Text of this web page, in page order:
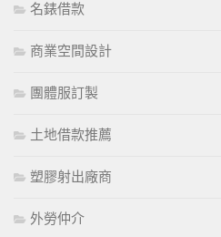
名錶借款
商業空間設計
團體服訂製
土地借款推薦
塑膠射出廠商
外勞仲介